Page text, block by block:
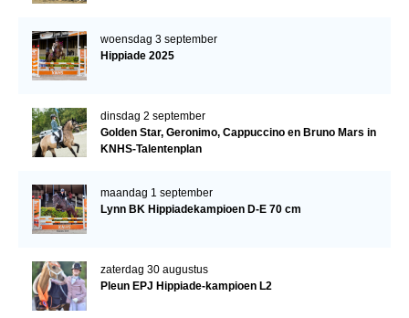
woensdag 3 september
Hippiade 2025
dinsdag 2 september
Golden Star, Geronimo, Cappuccino en Bruno Mars in
KNHS-Talentenplan
maandag 1 september
Lynn BK Hippiadekampioen D-E 70 cm
zaterdag 30 augustus
Pleun EPJ Hippiade-kampioen L2